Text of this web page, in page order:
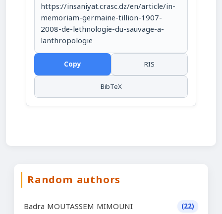
https://insaniyat.crasc.dz/en/article/in-
memoriam-germaine-tillion-1907-
2008-de-lethnologie-du-sauvage-a-
lanthropologie
Copy
RIS
BibTeX
Random authors
Badra MOUTASSEM MIMOUNI (22)